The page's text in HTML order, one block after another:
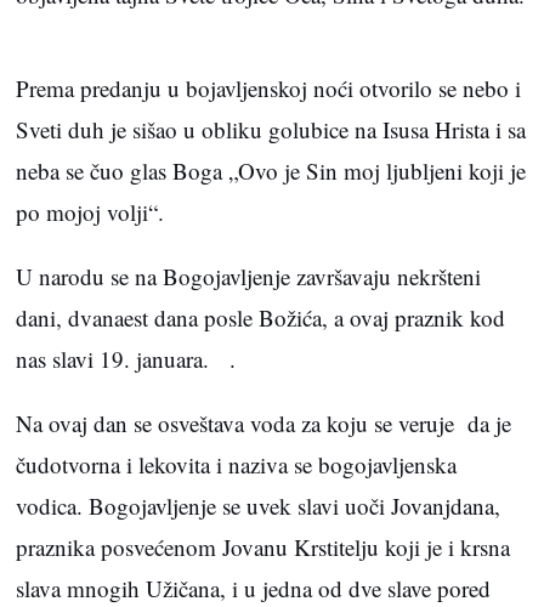
Prema predanju u bojavljenskoj noći otvorilo se nebo i
Sveti duh je sišao u obliku golubice na Isusa Hrista i sa
neba se čuo glas Boga „Ovo je Sin moj ljubljeni koji je
po mojoj volji“.
U narodu se na Bogojavljenje završavaju nekršteni
dani, dvanaest dana posle Božića, a ovaj praznik kod
nas slavi 19. januara. .
Na ovaj dan se osveštava voda za koju se veruje da je
čudotvorna i lekovita i naziva se bogojavljenska
vodica. Bogojavljenje se uvek slavi uoči Jovanjdana,
praznika posvećenom Jovanu Krstitelju koji je i krsna
slava mnogih Užičana, i u jedna od dve slave pored